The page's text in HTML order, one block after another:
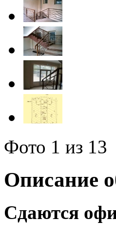
Фото 1 из 13
Описание
Сдаются